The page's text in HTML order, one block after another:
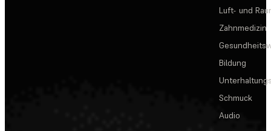
Luft- und
Zahnmedizin
Bildung
Schmuck
Audio